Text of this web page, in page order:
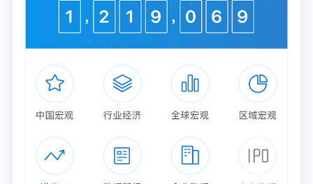
不减。头部企业则因为较早进入赛道，拥有更多发展
优势，华兴新经济基金管理合伙人杜永波曾表
示：“看好核桃编程AI教学+真人服务的商业模式，因
为编程学科内容标准化高，非常适合机器来教学，这
样可以突破传统真人优质教学的供给瓶颈，提升服务
质量。”